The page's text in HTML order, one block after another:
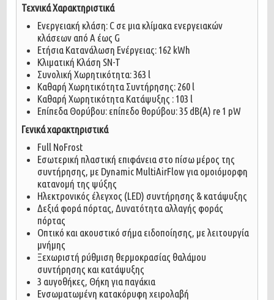
Τεχνικά Χαρακτηριστικά
Ενεργειακή κλάση: C σε μια κλίμακα ενεργειακών
κλάσεων από A έως G
Ετήσια Κατανάλωση Ενέργειας: 162 kWh
Κλιματική Κλάση SN-T
Συνολική Χωρητικότητα: 363 l
Καθαρή Χωρητικότητα Συντήρησης: 260 l
Καθαρή Χωρητικότητα Κατάψυξης : 103 l
Επίπεδα Θορύβου: επίπεδο θορύβου: 35 dB(A) re 1 pW
Γενικά χαρακτηριστικά
Full NoFrost
Εσωτερική πλαστική επιφάνεια στο πίσω μέρος της
συντήρησης, με Dynamic MultiAirFlow για ομοιόμορφη
κατανομή της ψύξης
Ηλεκτρονικός έλεγχος (LED) συντήρησης & κατάψυξης
Δεξιά φορά πόρτας, Δυνατότητα αλλαγής φοράς
πόρτας
Οπτικό και ακουστικό σήμα ειδοποίησης, με λειτουργία
μνήμης
Ξεχωριστή ρύθμιση θερμοκρασίας θαλάμου
συντήρησης και κατάψυξης
3 αυγοθήκες, Θήκη για παγάκια
Ενσωματωμένη κατακόρυφη χειρολαβή